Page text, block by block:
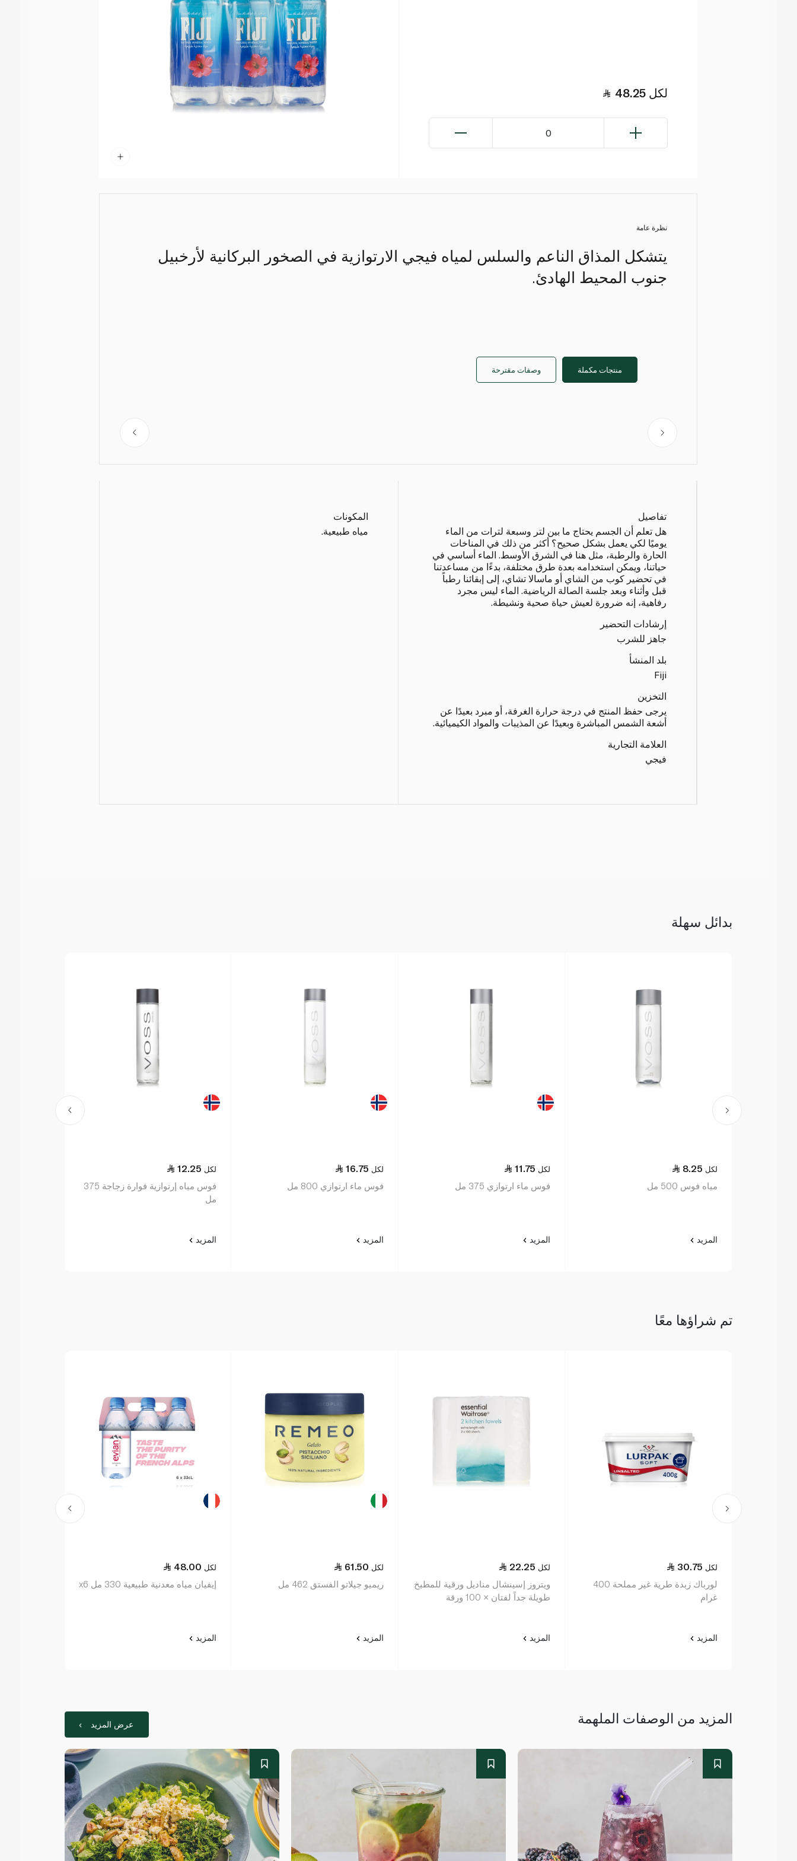
48.25 لكل
0
نظرة عامة
يتشكل المذاق الناعم والسلس لمياه فيجي الارتوازية في الصخور البركانية لأرخبيل
جنوب المحيط الهادئ.
منتجات مكملة وصفات مقترحة
تفاصيل
هل تعلم أن الجسم يحتاج ما بين لتر وسبعة لترات من الماء
يوميًا لكي يعمل بشكل صحيح؟ أكثر من ذلك في المناخات
الحارة والرطبة، مثل هنا في الشرق الأوسط. الماء أساسي في
حياتنا، ويمكن استخدامه بعدة طرق مختلفة، بدءًا من مساعدتنا
في تحضير كوب من الشاي أو ماسالا تشاي، إلى إبقائنا رطباً
قبل وأثناء وبعد جلسة الصالة الرياضية. الماء ليس مجرد
رفاهية، إنه ضرورة لعيش حياة صحية ونشيطة.
إرشادات التحضير
جاهز للشرب
بلد المنشأ
Fiji
التخزين
يرجى حفظ المنتج في درجة حرارة الغرفة، أو مبرد بعيدًا عن
أشعة الشمس المباشرة وبعيدًا عن المذيبات والمواد الكيميائية.
العلامة التجارية
فيجي
المكونات
مياه طبيعية.
بدائل سهلة
8.25 لكل
مياه فوس 500 مل
المزيد
11.75 لكل
فوس ماء ارتوازي 375 مل
المزيد
16.75 لكل
فوس ماء ارتوازي 800 مل
المزيد
12.25 لكل
فوس مياه إرتوازية فوارة زجاجة 375
مل
المزيد
تم شراؤها معًا
30.75 لكل
لورباك زبدة طرية غير مملحة 400
غرام
المزيد
22.25 لكل
ويتروز إسينشال مناديل ورقية للمطبخ
طويلة جداً لفتان × 100 ورقة
المزيد
61.50 لكل
ريميو جيلاتو الفستق 462 مل
المزيد
48.00 لكل
إيفيان مياه معدنية طبيعية 330 مل x6
المزيد
المزيد من الوصفات الملهمة عرض المزيد